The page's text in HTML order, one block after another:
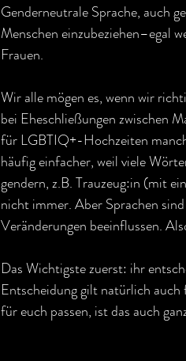
Genderneutrale Sprache, auch
Menschen einzubeziehen–egal
Frauen.
Wir alle mögen es, wenn wir
bei Eheschließungen zwischen
für LGBTIQ+-Hochzeiten
häufig einfacher, weil viele
gendern, z.B. Trauzeug:in (mit
nicht immer. Aber Sprachen
Veränderungen beeinflussen.
Das Wichtigste zuerst: ihr
Entscheidung gilt natürlich
für euch passen, ist das auch